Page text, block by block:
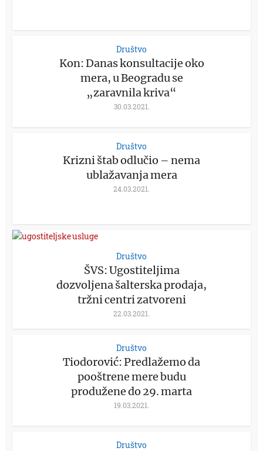
Društvo
Kon: Danas konsultacije oko
mera, u Beogradu se
„zaravnila kriva“
30.03.2021.
Društvo
Krizni štab odlučio – nema
ublažavanja mera
24.03.2021.
Društvo
ŠVS: Ugostiteljima
dozvoljena šalterska prodaja,
tržni centri zatvoreni
22.03.2021.
Društvo
Tiodorović: Predlažemo da
pooštrene mere budu
produžene do 29. marta
19.03.2021.
Društvo